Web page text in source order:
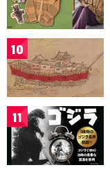
10
11